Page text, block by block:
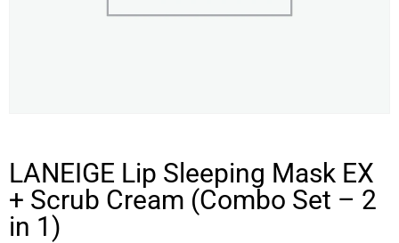
LANEIGE Lip Sleeping Mask EX
+ Scrub Cream (Combo Set – 2
in 1)